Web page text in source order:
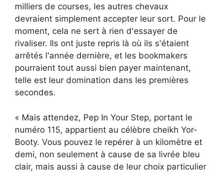
milliers de courses, les autres chevaux
devraient simplement accepter leur sort. Pour le
moment, cela ne sert à rien d'essayer de
rivaliser. Ils ont juste repris là où ils s'étaient
arrêtés l'année dernière, et les bookmakers
pourraient tout aussi bien payer maintenant,
telle est leur domination dans les premières
secondes.
« Mais attendez, Pep In Your Step, portant le
numéro 115, appartient au célèbre cheikh Yor-
Booty. Vous pouvez le repérer à un kilomètre et
demi, non seulement à cause de sa livrée bleu
clair, mais aussi à cause de leur choix particulier